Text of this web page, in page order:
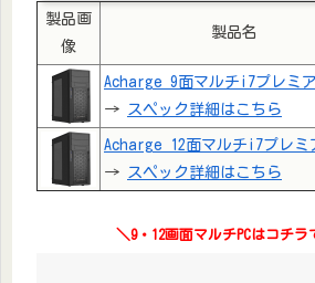
製品画
像
製品名
Acharge 9面マルチi7プレミ
→
スペック詳細はこちら
Acharge 12面マルチi7プレミ
→
スペック詳細はこちら
＼9・12画面マルチPCはコチラ